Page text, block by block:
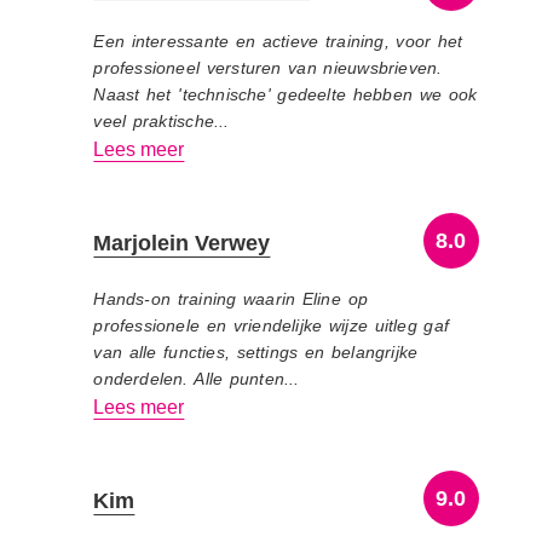
Een interessante en actieve training, voor het
professioneel versturen van nieuwsbrieven.
Naast het 'technische' gedeelte hebben we ook
veel praktische...
Lees meer
Marjolein Verwey 8.0
Hands-on training waarin Eline op
professionele en vriendelijke wijze uitleg gaf
van alle functies, settings en belangrijke
onderdelen. Alle punten...
Lees meer
Kim 9.0